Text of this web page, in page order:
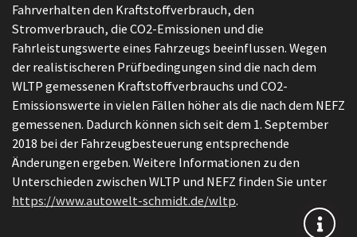
Fahrverhalten den Kraftstoffverbrauch, den
Stromverbrauch, die CO2-Emissionen und die
Fahrleistungswerte eines Fahrzeugs beeinflussen. Wegen
der realistischeren Prüfbedingungen sind die nach dem
WLTP gemessenen Kraftstoffverbrauchs und CO2-
Emissionswerte in vielen Fällen höher als die nach dem NEFZ
gemessenen. Dadurch können sich seit dem 1. September
2018 bei der Fahrzeugbesteuerung entsprechende
Änderungen ergeben. Weitere Informationen zu den
Unterschieden zwischen WLTP und NEFZ finden Sie unter
https://www.autowelt-schmidt.de/wltp.